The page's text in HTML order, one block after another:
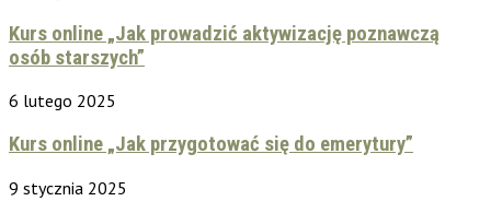
Kurs online „Jak prowadzić aktywizację poznawczą
osób starszych”
6 lutego 2025
Kurs online „Jak przygotować się do emerytury”
9 stycznia 2025